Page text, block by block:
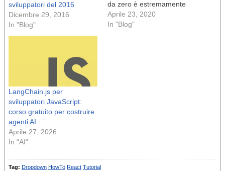
sviluppatori del 2016
Dicembre 29, 2016
In "Blog"
da zero è estremamente
difficile e costoso – per non
parlare dell’enorme
Aprile 23, 2020
In "Blog"
LangChain.js per
sviluppatori JavaScript:
corso gratuito per costruire
agenti AI
Aprile 27, 2026
In "AI"
Tag: Dropdown HowTo React Tutorial